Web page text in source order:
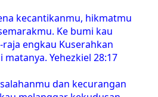
kecantikanmu, hikmatmu
Ke bumi kau
engkau Kuserahkan
Yehezkiel 28:17
dan kecurangan